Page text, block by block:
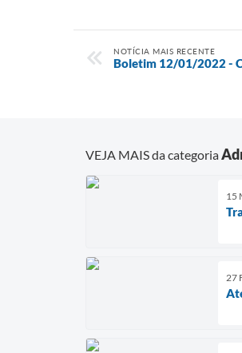
NOTÍCIA MAIS RECENTE
Boletim 12/01/2022 -
VEJA MAIS da categoria
15
27